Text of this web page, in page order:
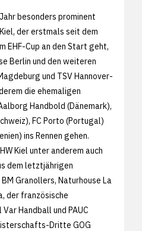
besonders prominent
der erstmals seit dem
EHF-Cup an den Start geht,
Berlin und den weiteren
und TSV Hannover-
die ehemaligen
Handbold (Dänemark),
FC Porto (Portugal)
ins Rennen gehen.
Kiel unter anderem auch
dem letztjährigen
Granollers, Naturhouse La
der französische
Handball und PAUC
Dritte GOG